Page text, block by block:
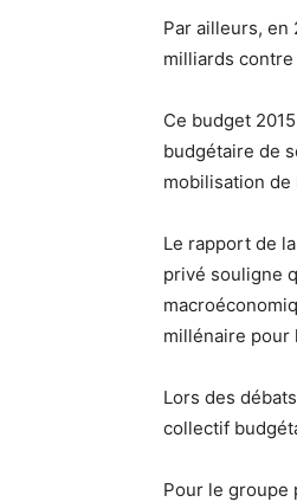
Par ailleurs, en
milliards
Ce budget
budgétaire de
mobilisation de
Le rapport de
privé souligne
millénaire pour
Lors des
collectif
Pour le groupe